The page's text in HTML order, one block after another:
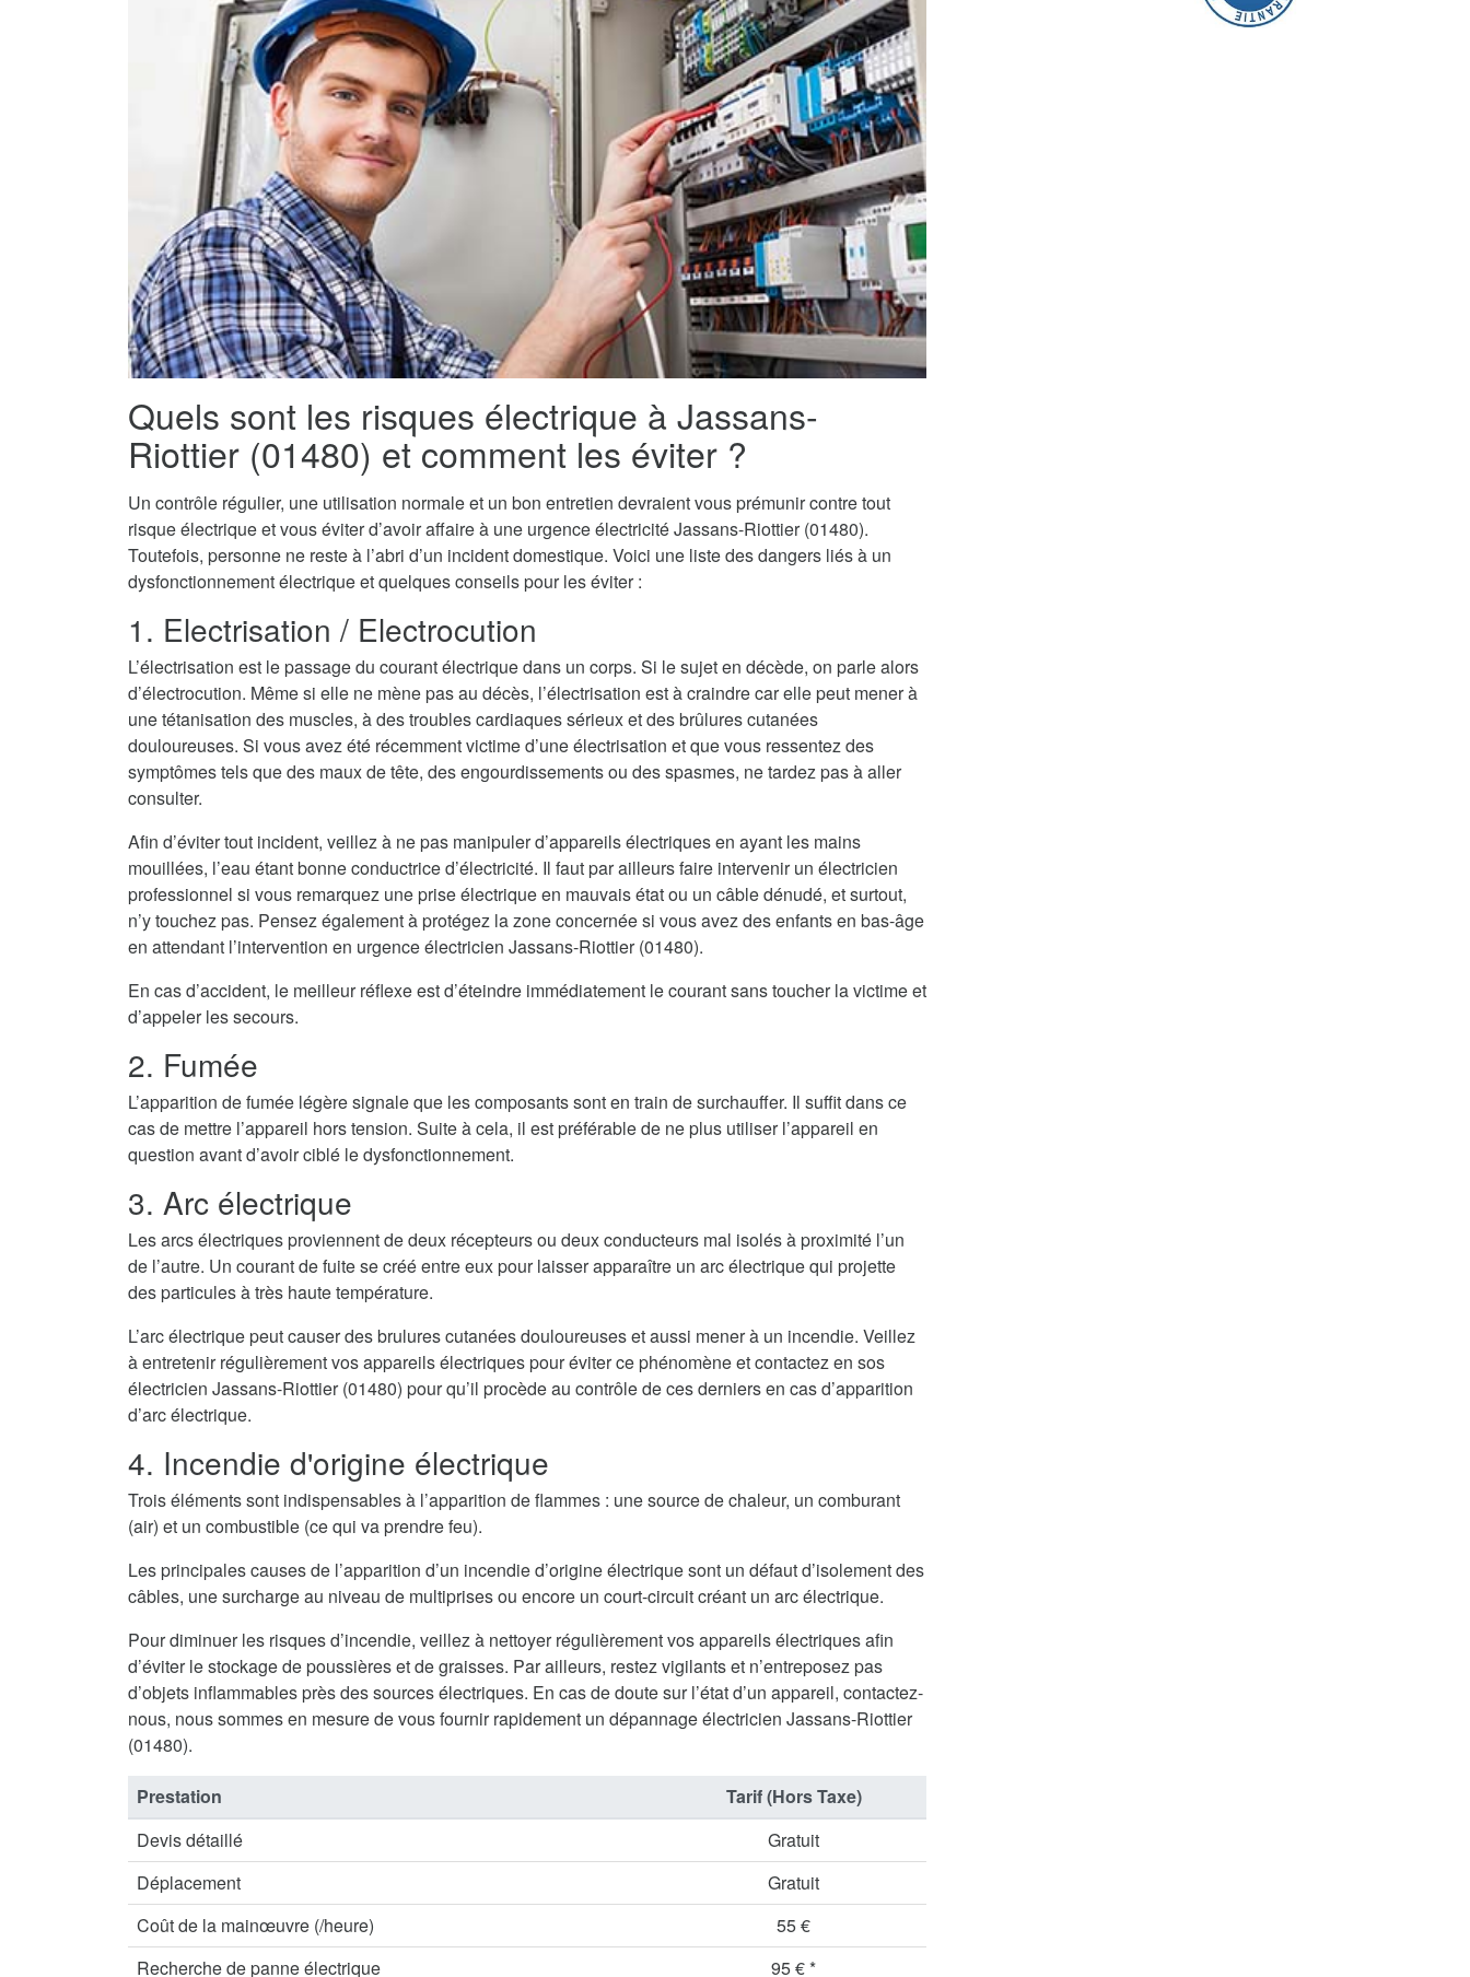
Quels sont les risques électrique à Jassans-
Riottier (01480) et comment les éviter ?
Un contrôle régulier, une utilisation normale et un bon entretien devraient vous prémunir contre tout
risque électrique et vous éviter d’avoir affaire à une urgence électricité Jassans-Riottier (01480).
Toutefois, personne ne reste à l’abri d’un incident domestique. Voici une liste des dangers liés à un
dysfonctionnement électrique et quelques conseils pour les éviter :
1. Electrisation / Electrocution
L’électrisation est le passage du courant électrique dans un corps. Si le sujet en décède, on parle alors
d’électrocution. Même si elle ne mène pas au décès, l’électrisation est à craindre car elle peut mener à
une tétanisation des muscles, à des troubles cardiaques sérieux et des brûlures cutanées
douloureuses. Si vous avez été récemment victime d’une électrisation et que vous ressentez des
symptômes tels que des maux de tête, des engourdissements ou des spasmes, ne tardez pas à aller
consulter.
Afin d’éviter tout incident, veillez à ne pas manipuler d’appareils électriques en ayant les mains
mouillées, l’eau étant bonne conductrice d’électricité. Il faut par ailleurs faire intervenir un électricien
professionnel si vous remarquez une prise électrique en mauvais état ou un câble dénudé, et surtout,
n’y touchez pas. Pensez également à protégez la zone concernée si vous avez des enfants en bas-âge
en attendant l’intervention en urgence électricien Jassans-Riottier (01480).
En cas d’accident, le meilleur réflexe est d’éteindre immédiatement le courant sans toucher la victime et
d’appeler les secours.
2. Fumée
L’apparition de fumée légère signale que les composants sont en train de surchauffer. Il suffit dans ce
cas de mettre l’appareil hors tension. Suite à cela, il est préférable de ne plus utiliser l’appareil en
question avant d’avoir ciblé le dysfonctionnement.
3. Arc électrique
Les arcs électriques proviennent de deux récepteurs ou deux conducteurs mal isolés à proximité l’un
de l’autre. Un courant de fuite se créé entre eux pour laisser apparaître un arc électrique qui projette
des particules à très haute température.
L’arc électrique peut causer des brulures cutanées douloureuses et aussi mener à un incendie. Veillez
à entretenir régulièrement vos appareils électriques pour éviter ce phénomène et contactez en sos
électricien Jassans-Riottier (01480) pour qu’il procède au contrôle de ces derniers en cas d’apparition
d’arc électrique.
4. Incendie d'origine électrique
Trois éléments sont indispensables à l’apparition de flammes : une source de chaleur, un comburant
(air) et un combustible (ce qui va prendre feu).
Les principales causes de l’apparition d’un incendie d’origine électrique sont un défaut d’isolement des
câbles, une surcharge au niveau de multiprises ou encore un court-circuit créant un arc électrique.
Pour diminuer les risques d’incendie, veillez à nettoyer régulièrement vos appareils électriques afin
d’éviter le stockage de poussières et de graisses. Par ailleurs, restez vigilants et n’entreposez pas
d’objets inflammables près des sources électriques. En cas de doute sur l’état d’un appareil, contactez-
nous, nous sommes en mesure de vous fournir rapidement un dépannage électricien Jassans-Riottier
(01480).
Prestation
Tarif (Hors Taxe)
Devis détaillé
Gratuit
Déplacement
Gratuit
Coût de la mainœuvre (/heure)
55 €
Recherche de panne électrique
95 € *